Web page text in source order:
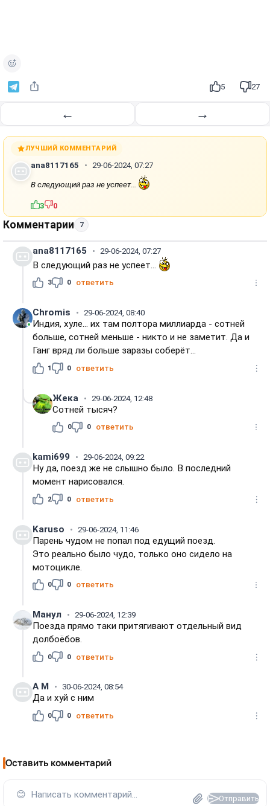
5 27
← →
ЛУЧШИЙ КОММЕНТАРИЙ
ana8117165 29-06-2024, 07:27
В следующий раз не успеет...
3 0
Комментарии 7
ana8117165 29-06-2024, 07:27
В следующий раз не успеет...
3 0 ответить
Chromis 29-06-2024, 08:40
Индия, хуле... их там полтора миллиарда - сотней
больше, сотней меньше - никто и не заметит. Да и
Ганг вряд ли больше заразы соберёт...
1 0 ответить
Жека 29-06-2024, 12:48
Сотней тысяч?
0 0 ответить
kami699 29-06-2024, 09:22
Ну да, поезд же не слышно было. В последний
момент нарисовался.
2 0 ответить
Karuso 29-06-2024, 11:46
Парень чудом не попал под едущий поезд.
Это реально было чудо, только оно сидело на
мотоцикле.
0 0 ответить
Манул 29-06-2024, 12:39
Поезда прямо таки притягивают отдельный вид
долбоёбов.
0 0 ответить
А M 30-06-2024, 08:54
Да и хуй с ним
0 0 ответить
Оставить комментарий
😊 Написать комментарий... Отправить